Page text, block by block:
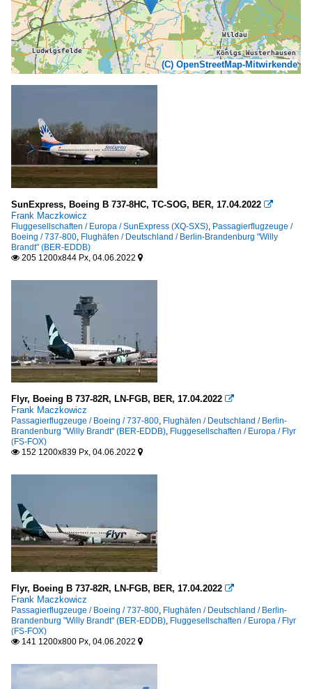
(C) OpenStreetMap-Mitwirkende
SunExpress, Boeing B 737-8HC, TC-SOG, BER, 17.04.2022 
Frank Maczkowicz
Fluggesellschaften / Europa / SunExpress (XQ-SXS), Passagierflugzeuge /
Boeing / 737-800, Flughäfen / Deutschland / Berlin-Brandenburg "Willy
Brandt" (BER-EDDB)
 205 1200x844 Px, 04.06.2022 
Flyr, Boeing B 737-82R, LN-FGB, BER, 17.04.2022 
Frank Maczkowicz
Passagierflugzeuge / Boeing / 737-800, Flughäfen / Deutschland / Berlin-
Brandenburg "Willy Brandt" (BER-EDDB), Fluggesellschaften / Europa / Flyr
(FS-FOX)
 152 1200x839 Px, 04.06.2022 
Flyr, Boeing B 737-82R, LN-FGB, BER, 17.04.2022 
Frank Maczkowicz
Passagierflugzeuge / Boeing / 737-800, Flughäfen / Deutschland / Berlin-
Brandenburg "Willy Brandt" (BER-EDDB), Fluggesellschaften / Europa / Flyr
(FS-FOX)
 141 1200x800 Px, 04.06.2022 